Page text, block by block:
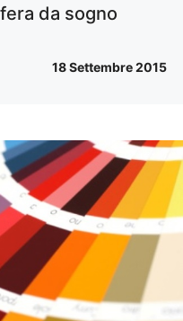
da sogno
18 Settembre 2015